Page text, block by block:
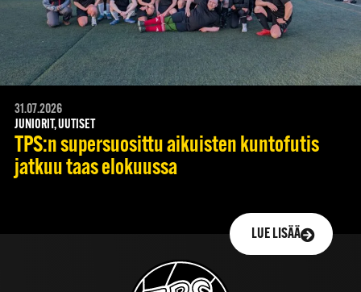
31.07.2026
JUNIORIT, UUTISET
TPS:n supersuosittu aikuisten kuntofutis
jatkuu taas elokuussa
LUE LISÄÄ